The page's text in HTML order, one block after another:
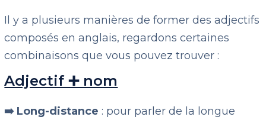
Il y a plusieurs manières de former des adjectifs
composés en anglais, regardons certaines
combinaisons que vous pouvez trouver :
Adjectif ➕ nom
➡️ Long-distance : pour parler de la longue